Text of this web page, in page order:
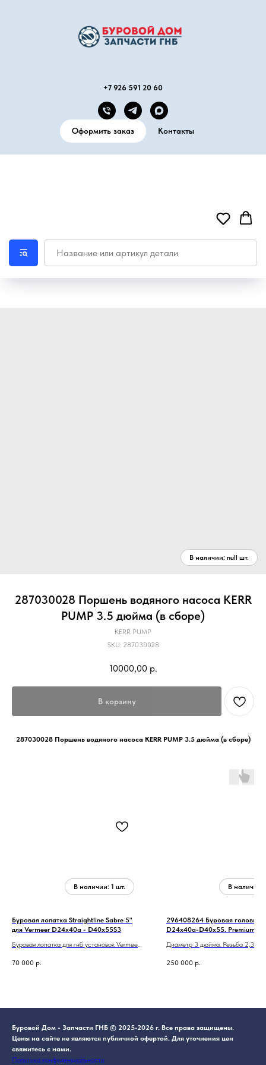
+7 926 591 20 60
Оформить заказ Контакты
287030028 Поршень водяного насоса KERR
PUMP 3.5 дюйма (в сборе)
KERR PUMP
SKU: 287030028
10000,00 р.
В корзину
287030028 Поршень водяного насоса KERR PUMP 3.5 дюйма (в сборе)
Буровая лопатка Straightline Sabre 5"
для Vermeer D24x40a - D40x55S3
Буровая лопатка для гнб установок Vermeer.
дюймов.
70 000 р.
296408264 Буровая головка
D24x40a-D40x55. Premium
Диаметр 3 дюйма. Резьба 2,375
250 000 р.
Буровой Дом - Запчасти ГНБ © 2025-2026 г. Все права защищены.
Цены на сайте не являются публичной офертой. Для уточнения цен
свяжитесь с нами.
Политика конфиденциальности